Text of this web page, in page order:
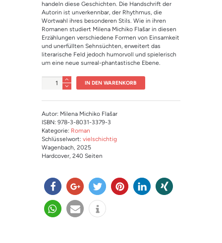
handeln diese Geschichten. Die Handschrift der
Autorin ist unverkennbar, der Rhythmus, die
Wortwahl ihres besonderen Stils. Wie in ihren
Romanen studiert Milena Michiko Flašar in diesen
Erzählungen verschiedene Formen von Einsamkeit
und unerfüllten Sehnsüchten, erweitert das
literarische Feld jedoch humorvoll und spielerisch
um eine neue surreal-phantastische Ebene.
Anzahl IN DEN WARENKORB
Autor: Milena Michiko Flašar
ISBN: 978-3-8031-3379-3
Kategorie: Roman
Schlüsselwort: vielschichtig
Wagenbach, 2025
Hardcover, 240 Seiten
teilen teilen twitter